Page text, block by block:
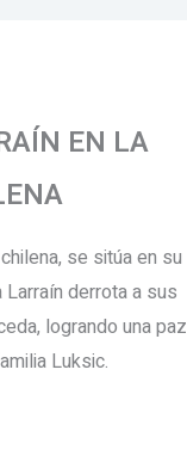
EN LA
se sitúa en su
derrota a sus
logrando una paz
Luksic.